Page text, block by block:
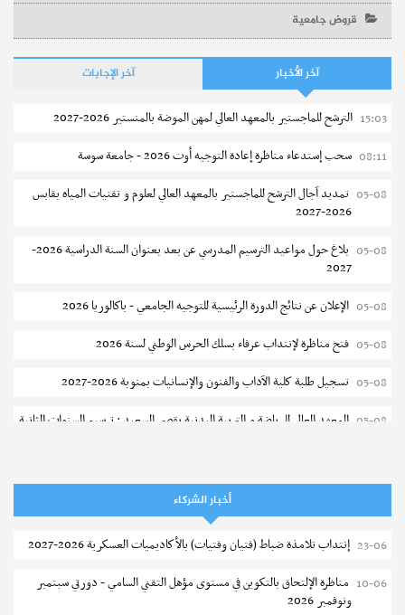
قروض جامعية
آخر الأخبار آخر الإجابات
15:03 الترشح للماجستير بالمعهد العالي لمهن الموضة بالمنستير 2026-2027
08:11 سحب إستدعاء مناظرة إعادة التوجيه أوت 2026 - جامعة سوسة
05-08 تمديد آجال الترشح للماجستير بالمعهد العالي لعلوم و تقنيات المياه بقابس
2026-2027
05-08
بلاغ حول مواعيد الترسيم المدرسي عن بعد بعنوان السنة الدراسية 2026-
2027
05-08 الإعلان عن نتائج الدورة الرئيسية للتوجيه الجامعي - باكالوريا 2026
05-08 فتح مناظرة لإنتداب عرفاء بسلك الحرس الوطني لسنة 2026
05-08 تسجيل طلبة كلية الآداب والفنون والإنسانيات بمنوبة 2026-2027
05-08 المعهد العالي للرياضة و التربية البدنية بقصر السعيد : ترسيم السنوات الثانية
05-08 كلية العلوم الإقتصادية والتصرف بسوسة : الترشح لماجستير مهني جديد
05-08
الترشح للماجستير بالمعهد العالي للرياضة والتربية البدنية بصفاقس 2026-
نتائج القبول الأولي لمناظرة إنتداب أساتذة التعليم الثانوي والفني والتقني
أخبار الشركاء
23-06 إنتداب تلامذة ضباط (فتيان وفتيات) بالأكاديميات العسكرية 2026-2027
10-06 مناظرة الإلتحاق بالتكوين في مستوى مؤهل التقني السامي - دورتي سبتمبر
ونوفمبر 2026